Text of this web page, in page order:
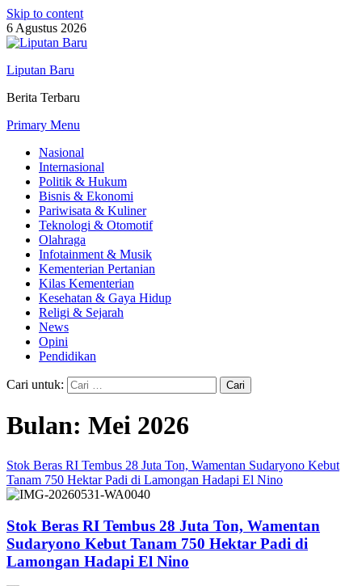
Skip to content
6 Agustus 2026
Liputan Baru
Berita Terbaru
Primary Menu
Nasional
Internasional
Politik & Hukum
Bisnis & Ekonomi
Pariwisata & Kuliner
Teknologi & Otomotif
Olahraga
Infotainment & Musik
Kementerian Pertanian
Kilas Kementerian
Kesehatan & Gaya Hidup
Religi & Sejarah
News
Opini
Pendidikan
Cari untuk:
Bulan: Mei 2026
Stok Beras RI Tembus 28 Juta Ton, Wamentan Sudaryono Kebut
Tanam 750 Hektar Padi di Lamongan Hadapi El Nino
Stok Beras RI Tembus 28 Juta Ton, Wamentan
Sudaryono Kebut Tanam 750 Hektar Padi di
Lamongan Hadapi El Nino